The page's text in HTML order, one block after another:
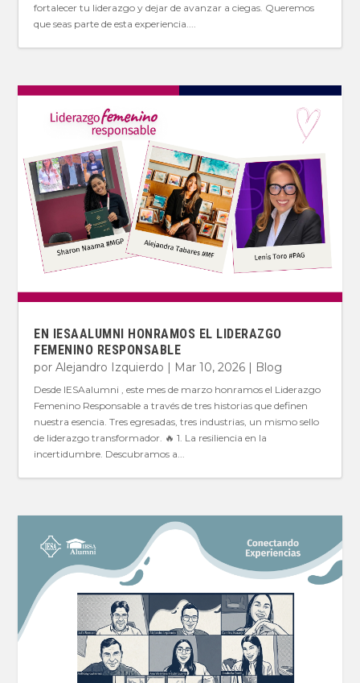
fortalecer tu liderazgo y dejar de avanzar a ciegas. Queremos
que seas parte de esta experiencia....
EN IESAALUMNI HONRAMOS EL LIDERAZGO
FEMENINO RESPONSABLE
porAlejandro Izquierdo | Mar 10, 2026 | Blog
Desde IESAalumni , este mes de marzo honramos el Liderazgo
Femenino Responsable a través de tres historias que definen
nuestra esencia. Tres egresadas, tres industrias, un mismo sello
de liderazgo transformador. 🔥 1. La resiliencia en la
incertidumbre. Descubramos a...